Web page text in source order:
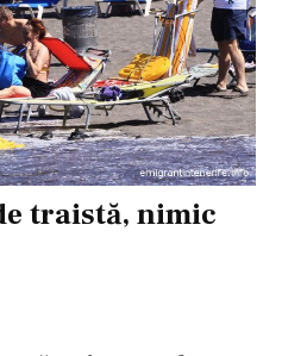
traistă, nimic